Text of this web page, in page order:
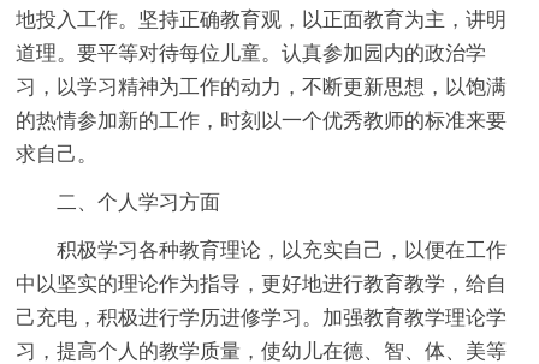
地投入工作。坚持正确教育观，以正面教育为主，讲明
道理。要平等对待每位儿童。认真参加园内的政治学
习，以学习精神为工作的动力，不断更新思想，以饱满
的热情参加新的工作，时刻以一个优秀教师的标准来要
求自己。
二、个人学习方面
积极学习各种教育理论，以充实自己，以便在工作
中以坚实的理论作为指导，更好地进行教育教学，给自
己充电，积极进行学历进修学习。加强教育教学理论学
习，提高个人的教学质量，使幼儿在德、智、体、美等